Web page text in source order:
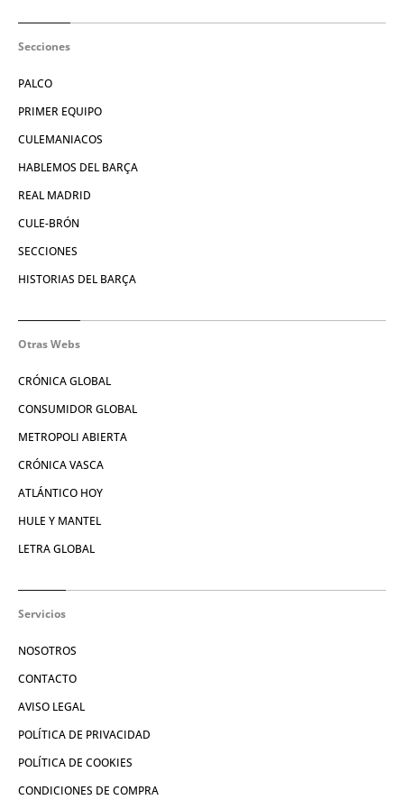
Secciones
PALCO
PRIMER EQUIPO
CULEMANIACOS
HABLEMOS DEL BARÇA
REAL MADRID
CULE-BRÓN
SECCIONES
HISTORIAS DEL BARÇA
Otras Webs
CRÓNICA GLOBAL
CONSUMIDOR GLOBAL
METROPOLI ABIERTA
CRÓNICA VASCA
ATLÁNTICO HOY
HULE Y MANTEL
LETRA GLOBAL
Servicios
NOSOTROS
CONTACTO
AVISO LEGAL
POLÍTICA DE PRIVACIDAD
POLÍTICA DE COOKIES
CONDICIONES DE COMPRA